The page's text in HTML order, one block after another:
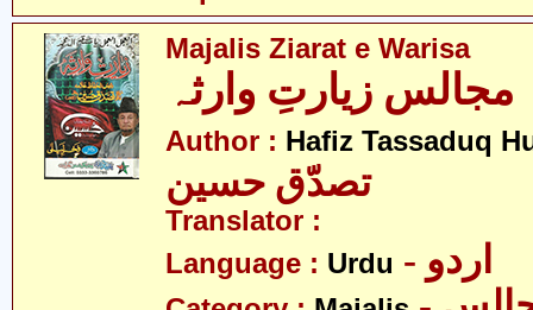
Majalis Ziarat e Warisa
مجالس زیارتِ وارثہ
Author : Hafiz Tassaduq
تصدّق حسین
Translator :
Language : Urdu - اردو